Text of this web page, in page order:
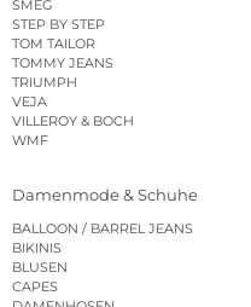
SMEG
STEP BY STEP
TOM TAILOR
TOMMY JEANS
TRIUMPH
VEJA
VILLEROY & BOCH
WMF
Damenmode & Schuhe
BALLOON / BARREL JEANS
BIKINIS
BLUSEN
CAPES